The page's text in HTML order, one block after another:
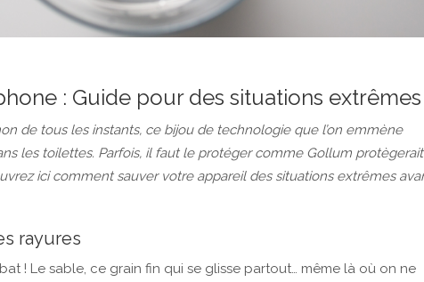
: Guide pour des situations extrêmes
de tous les instants, ce bijou de technologie que l’on emmène
les toilettes. Parfois, il faut le protéger comme Gollum
ici comment sauver votre appareil des situations extrêmes
rayures
! Le sable, ce grain fin qui se glisse partout… même là où on ne